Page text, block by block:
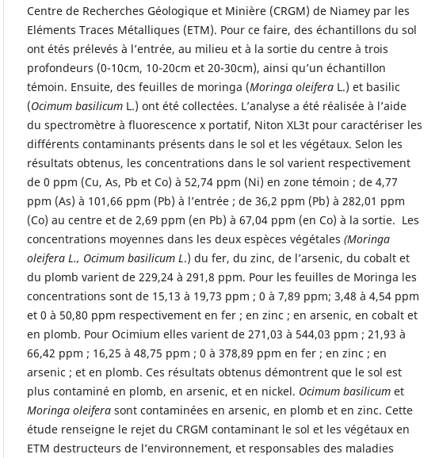
Centre de Recherches Géologique et Minière (CRGM) de Niamey par les
Eléments Traces Métalliques (ETM). Pour ce faire, des échantillons du sol
ont étés prélevés à l’entrée, au milieu et à la sortie du centre à trois
profondeurs (0-10cm, 10-20cm et 20-30cm), ainsi qu’un échantillon
témoin. Ensuite, des feuilles de moringa (Moringa oleifera L.) et basilic
(Ocimum basilicum L.) ont été collectées. L’analyse a été réalisée à l’aide
du spectromètre à fluorescence x portatif, Niton XL3t pour caractériser les
différents contaminants présents dans le sol et les végétaux. Selon les
résultats obtenus, les concentrations dans le sol varient respectivement
de 0 ppm (Cu, As, Pb et Co) à 52,74 ppm (Ni) en zone témoin ; de 4,77
ppm (As) à 101,66 ppm (Pb) à l’entrée ; de 36,2 ppm (Pb) à 282,01 ppm
(Co) au centre et de 2,69 ppm (en Pb) à 67,04 ppm (en Co) à la sortie. Les
concentrations moyennes dans les deux espèces végétales (Moringa
oleifera L., Ocimum basilicum L.) du fer, du zinc, de l’arsenic, du cobalt et
du plomb varient de 229,24 à 291,8 ppm. Pour les feuilles de Moringa les
concentrations sont de 15,13 à 19,73 ppm ; 0 à 7,89 ppm; 3,48 à 4,54 ppm
et 0 à 50,80 ppm respectivement en fer ; en zinc ; en arsenic, en cobalt et
en plomb. Pour Ocimium elles varient de 271,03 à 544,03 ppm ; 21,93 à
66,42 ppm ; 16,25 à 48,75 ppm ; 0 à 378,89 ppm en fer ; en zinc ; en
arsenic ; et en plomb. Ces résultats obtenus démontrent que le sol est
plus contaminé en plomb, en arsenic, et en nickel. Ocimum basilicum et
Moringa oleifera sont contaminées en arsenic, en plomb et en zinc. Cette
étude renseigne le rejet du CRGM contaminant le sol et les végétaux en
ETM destructeurs de l’environnement, et responsables des maladies